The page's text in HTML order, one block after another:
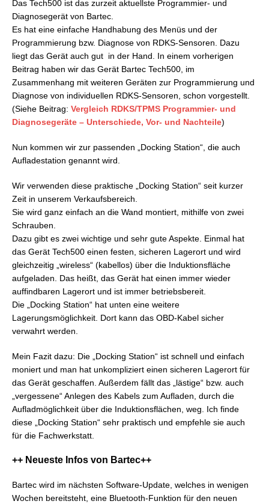
Das Tech500 ist das zurzeit aktuellste Programmier- und
Diagnosegerät von Bartec.
Es hat eine einfache Handhabung des Menüs und der
Programmierung bzw. Diagnose von RDKS-Sensoren. Dazu
liegt das Gerät auch gut in der Hand. In einem vorherigen
Beitrag haben wir das Gerät Bartec Tech500, im
Zusammenhang mit weiteren Geräten zur Programmierung und
Diagnose von individuellen RDKS-Sensoren, schon vorgestellt.
(Siehe Beitrag: Vergleich RDKS/TPMS Programmier- und
Diagnosegeräte – Unterschiede, Vor- und Nachteile)
Nun kommen wir zur passenden „Docking Station“, die auch
Aufladestation genannt wird.
Wir verwenden diese praktische „Docking Station“ seit kurzer
Zeit in unserem Verkaufsbereich.
Sie wird ganz einfach an die Wand montiert, mithilfe von zwei
Schrauben.
Dazu gibt es zwei wichtige und sehr gute Aspekte. Einmal hat
das Gerät Tech500 einen festen, sicheren Lagerort und wird
gleichzeitig „wireless“ (kabellos) über die Induktionsfläche
aufgeladen. Das heißt, das Gerät hat einen immer wieder
auffindbaren Lagerort und ist immer betriebsbereit.
Die „Docking Station“ hat unten eine weitere
Lagerungsmöglichkeit. Dort kann das OBD-Kabel sicher
verwahrt werden.
Mein Fazit dazu: Die „Docking Station“ ist schnell und einfach
moniert und man hat unkompliziert einen sicheren Lagerort für
das Gerät geschaffen. Außerdem fällt das „lästige“ bzw. auch
„vergessene“ Anlegen des Kabels zum Aufladen, durch die
Aufladmöglichkeit über die Induktionsflächen, weg. Ich finde
diese „Docking Station“ sehr praktisch und empfehle sie auch
für die Fachwerkstatt.
++ Neueste Infos von Bartec++
Bartec wird im nächsten Software-Update, welches in wenigen
Wochen bereitsteht, eine Bluetooth-Funktion für den neuen